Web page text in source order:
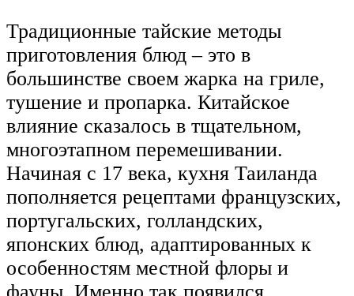
Традиционные тайские методы
приготовления блюд – это в
большинстве своем жарка на гриле,
тушение и пропарка. Китайское
влияние сказалось в тщательном,
многоэтапном перемешивании.
Начиная с 17 века, кухня Таиланда
пополняется рецептами французских,
португальских, голландских,
японских блюд, адаптированных к
особенностям местной флоры и